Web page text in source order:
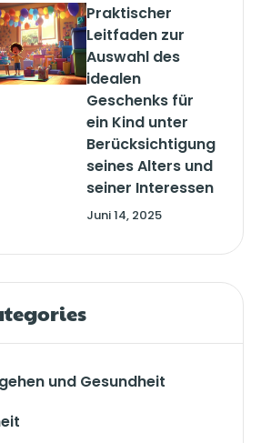
Praktischer
Leitfaden zur
Auswahl des
idealen
Geschenks für
ein Kind unter
Berücksichtigung
seines Alters und
seiner Interessen
Juni 14, 2025
und Gesundheit